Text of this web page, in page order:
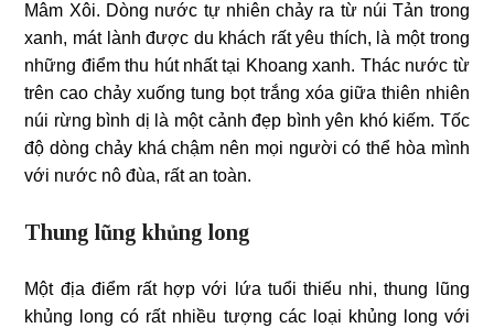
Mâm Xôi. Dòng nước tự nhiên chảy ra từ núi Tản trong
xanh, mát lành được du khách rất yêu thích, là một trong
những điểm thu hút nhất tại Khoang xanh. Thác nước từ
trên cao chảy xuống tung bọt trắng xóa giữa thiên nhiên
núi rừng bình dị là một cảnh đẹp bình yên khó kiếm. Tốc
độ dòng chảy khá chậm nên mọi người có thể hòa mình
với nước nô đùa, rất an toàn.
Thung lũng khủng long
Một địa điểm rất hợp với lứa tuổi thiếu nhi, thung lũng
khủng long có rất nhiều tượng các loại khủng long với